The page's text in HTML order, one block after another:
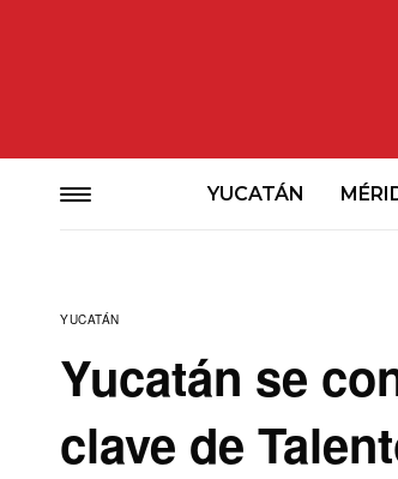
YUCATÁN
YUCATÁN
Yucatán se
clave de